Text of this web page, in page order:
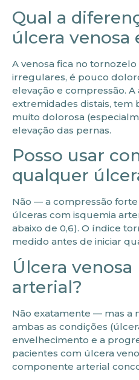
Qual a
úlcera venosa
A venosa fica no
irregulares, é pouco
elevação e compressão. A
extremidades distais, tem
muito dolorosa
elevação das pernas.
Posso usar
qualquer
Não — a compressão
úlceras com isquemia
abaixo de 0,6). O índice
medido antes de iniciar
Úlcera
arterial?
Não exatamente — mas a
ambas as condições
envelhecimento e a
pacientes com úlcera
componente arterial